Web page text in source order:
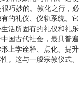
巧妙的。教化之行，必
的礼仪、仪轨系统。它
活所固有的礼仪和礼乐
国古代社会，最具普遍
上学诠释、点化、提升
。这与一般宗教仪式、